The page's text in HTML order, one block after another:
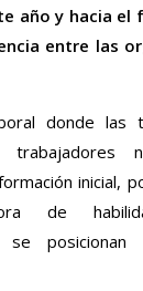
año y hacia el
entre las
donde las
trabajadores
inicial,
de
se